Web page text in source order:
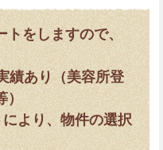
トをしますので、
績あり（美容所登
より、物件の選択